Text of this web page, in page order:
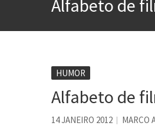
Alfabeto de
HUMOR
Alfabeto de
14 JANEIRO 2012 MARCO